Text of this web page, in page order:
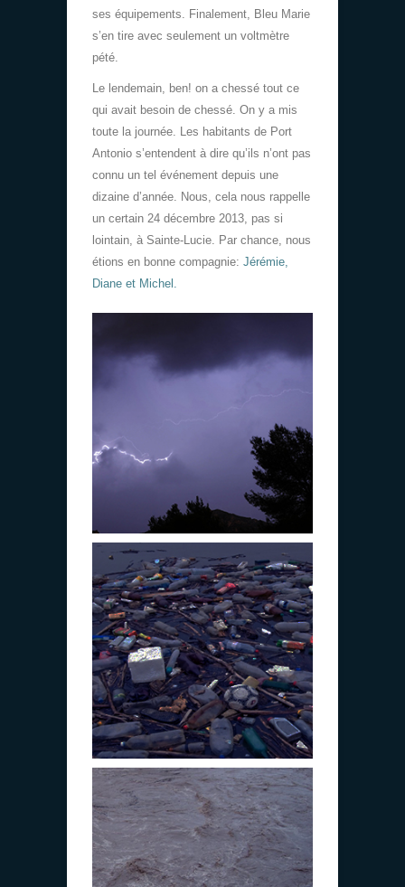
ses équipements. Finalement, Bleu Marie
s’en tire avec seulement un voltmètre
pété.
Le lendemain, ben! on a chessé tout ce
qui avait besoin de chessé. On y a mis
toute la journée. Les habitants de Port
Antonio s’entendent à dire qu’ils n’ont pas
connu un tel événement depuis une
dizaine d’année. Nous, cela nous rappelle
un certain 24 décembre 2013, pas si
lointain, à Sainte-Lucie. Par chance, nous
étions en bonne compagnie: Jérémie,
Diane et Michel.